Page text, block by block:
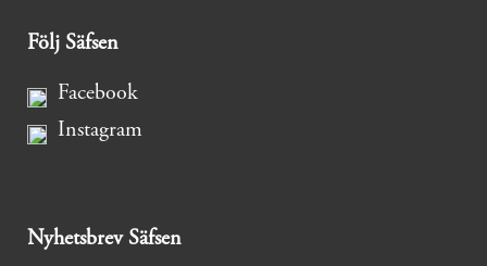
Följ Säfsen
Facebook
Instagram
Nyhetsbrev Säfsen